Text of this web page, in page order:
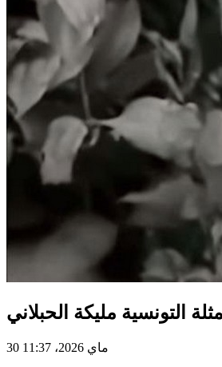
التونسية مليكة الحبلاني
30 ماي 2026، 11:37